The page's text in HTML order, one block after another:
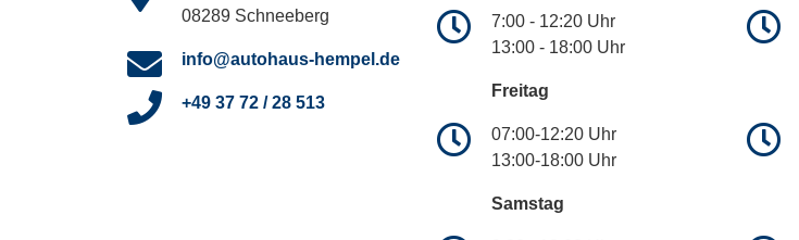
08289 Schneeberg
info@autohaus-hempel.de
+49 37 72 / 28 513
7:00 - 12:20 Uhr
13:00 - 18:00 Uhr
Freitag
07:00-12:20 Uhr
13:00-18:00 Uhr
Samstag